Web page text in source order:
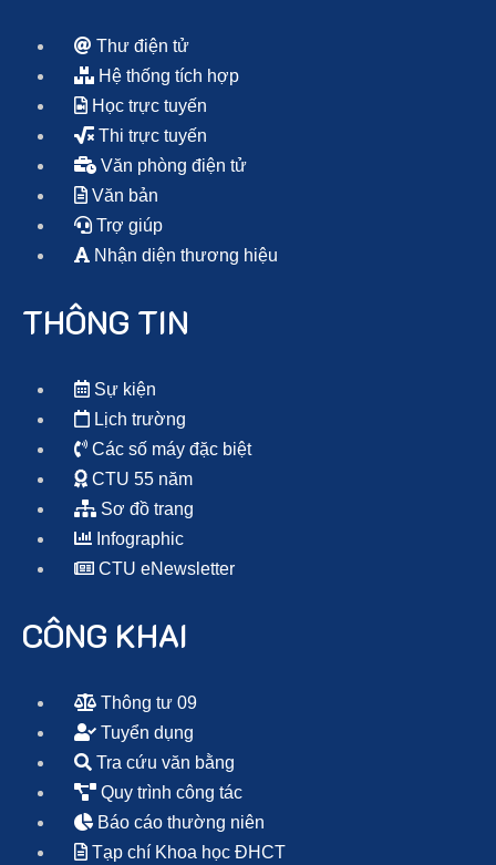
Thư điện tử
Hệ thống tích hợp
Học trực tuyến
Thi trực tuyến
Văn phòng điện tử
Văn bản
Trợ giúp
Nhận diện thương hiệu
THÔNG TIN
Sự kiện
Lịch trường
Các số máy đặc biệt
CTU 55 năm
Sơ đồ trang
Infographic
CTU eNewsletter
CÔNG KHAI
Thông tư 09
Tuyển dụng
Tra cứu văn bằng
Quy trình công tác
Báo cáo thường niên
Tạp chí Khoa học ĐHCT